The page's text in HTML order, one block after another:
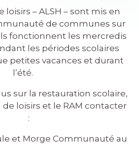
loisirs – ALSH – sont mis en
de communes sur
fonctionnent les mercredis
les périodes scolaires
petites vacances et durant
l’été.
sur la restauration scolaire,
de loisirs et le RAM contacter
:
et Morge Communauté au